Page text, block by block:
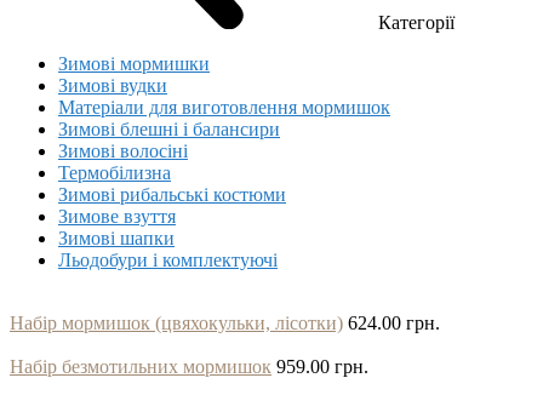
Категорії
Зимові мормишки
Зимові вудки
Матеріали для виготовлення мормишок
Зимові блешні і балансири
Зимові волосіні
Термобілизна
Зимові рибальські костюми
Зимове взуття
Зимові шапки
Льодобури і комплектуючі
Набір мормишок (цвяхокульки, лісотки) 624.00 грн.
Набір безмотильних мормишок 959.00 грн.